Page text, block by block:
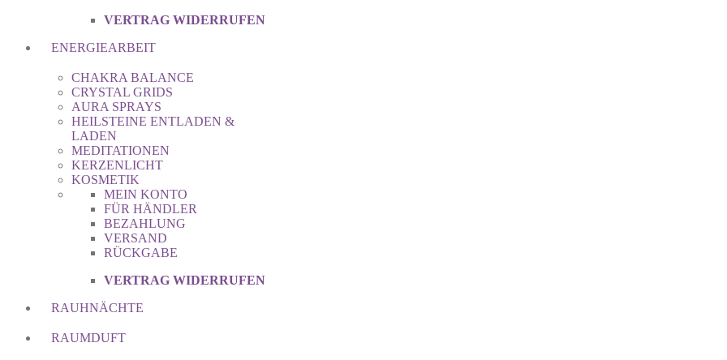
VERTRAG WIDERRUFEN
ENERGIEARBEIT
CHAKRA BALANCE
CRYSTAL GRIDS
AURA SPRAYS
HEILSTEINE ENTLADEN &
LADEN
MEDITATIONEN
KERZENLICHT
KOSMETIK
MEIN KONTO
FÜR HÄNDLER
BEZAHLUNG
VERSAND
RÜCKGABE
VERTRAG WIDERRUFEN
RAUHNÄCHTE
RAUMDUFT